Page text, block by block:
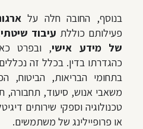
בנוסף, החובה חלה על
פעילותם כוללת עיבוד
של מידע אישי, ובפרט
כהגדרתו בדין. בכלל זה
בתחומי הבריאות, הביטוח,
משאבי אנוש, סיעוד, תחבורה,
טכנולוגיה וספקי שירותים
או פרופיילינג של משתמשים.